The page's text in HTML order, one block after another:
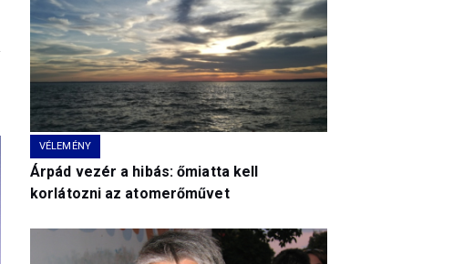
Megosztás
VÉLEMÉNY
Árpád vezér a hibás: őmiatta kell
korlátozni az atomerőművet